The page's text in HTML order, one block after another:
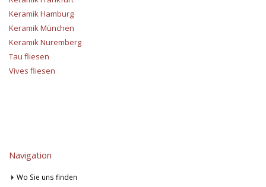
Keramik Hamburg
Keramik München
Keramik Nuremberg
Tau fliesen
Vives fliesen
Navigation
Wo Sie uns finden